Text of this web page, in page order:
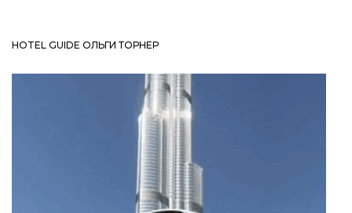
HOTEL GUIDE ОЛЬГИ ТОРНЕР